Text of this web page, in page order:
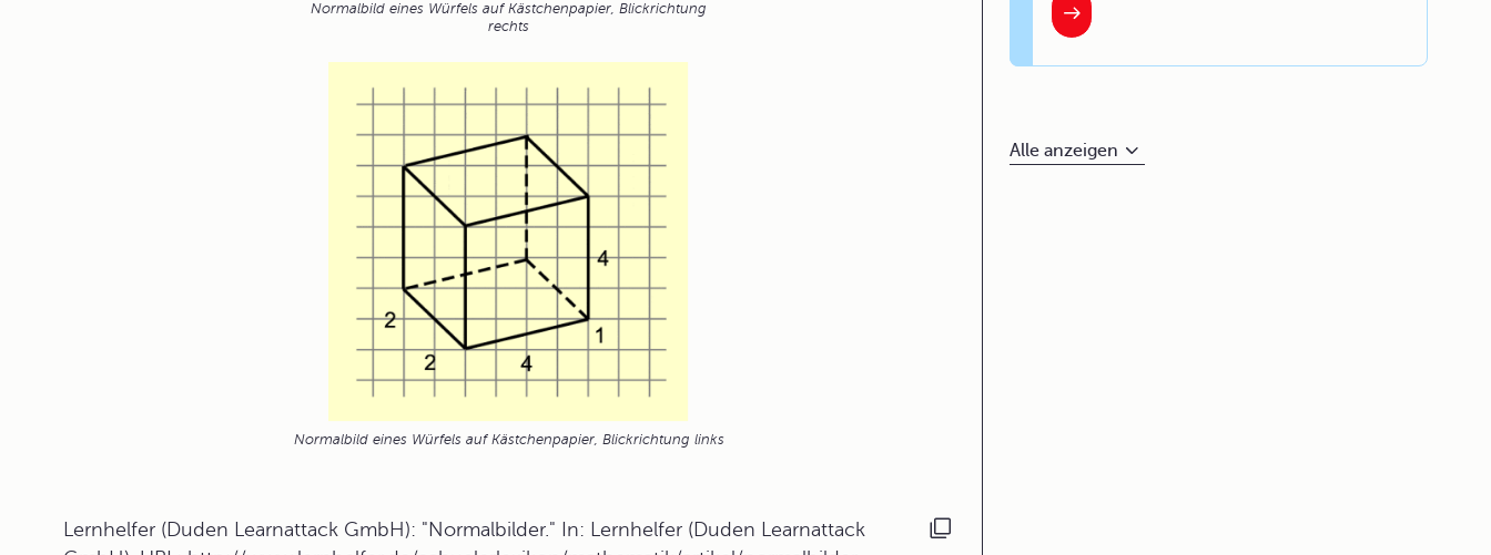
Normalbild eines Würfels auf Kästchenpapier, Blickrichtung
rechts
Normalbild eines Würfels auf Kästchenpapier, Blickrichtung links
Lernhelfer (Duden Learnattack GmbH): "Normalbilder." In: Lernhelfer (Duden Learnattack
Alle anzeigen